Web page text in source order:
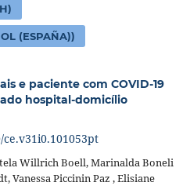
(ESPAÑA))
e paciente com COVID-19
hospital-domicílio
Willrich Boell, Marinalda Boneli
Vanessa Piccinin Paz , Elisiane